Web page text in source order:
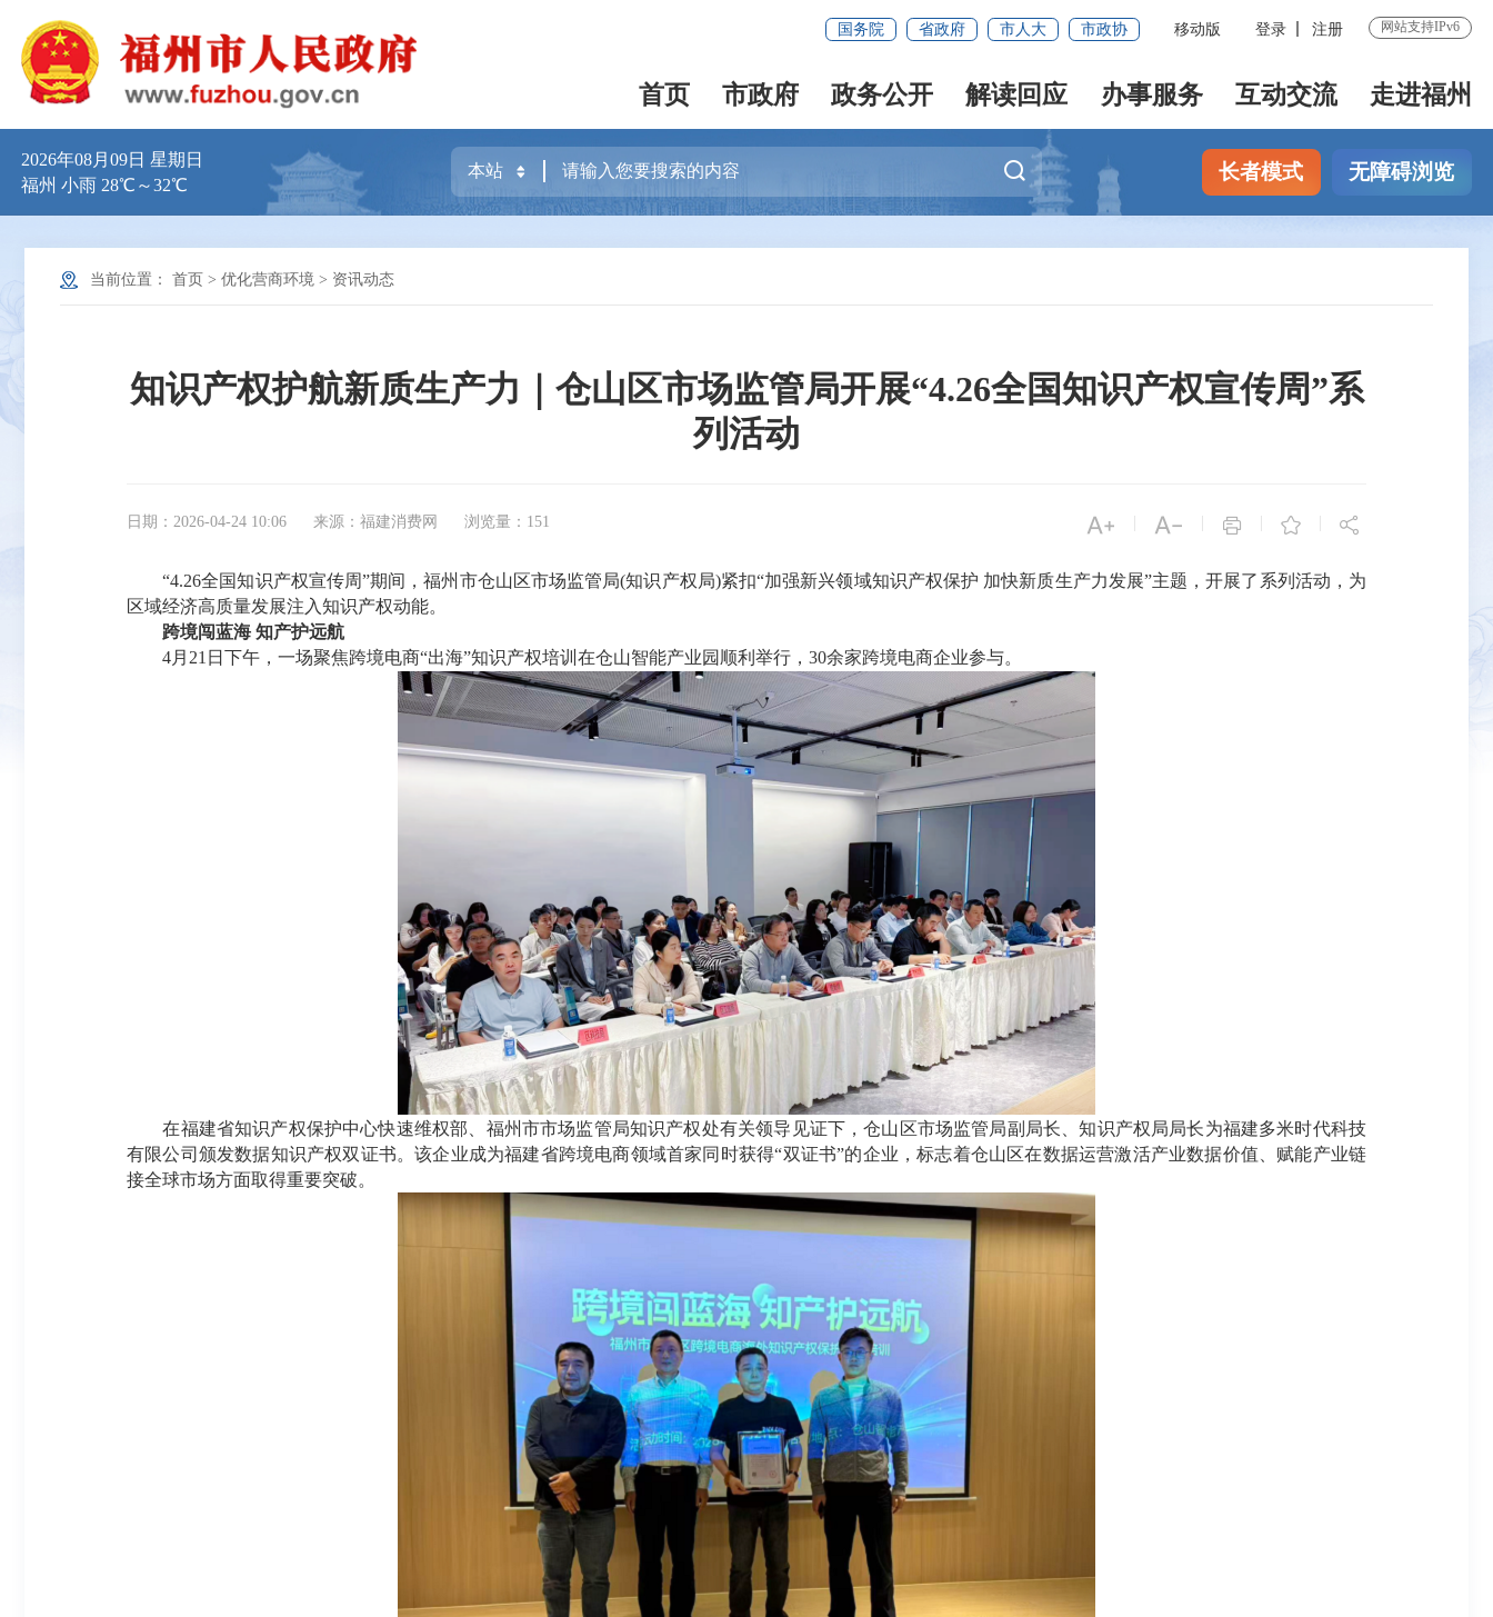
国务院 省政府 市人大 市政协 移动版 登录 注册 网站支持IPv6
首页 市政府 政务公开 解读回应 办事服务 互动交流 走进福州
2026年08月09日 星期日
福州 小雨 28℃～32℃
长者模式 无障碍浏览
当前位置： 首页 > 优化营商环境 > 资讯动态
知识产权护航新质生产力｜仓山区市场监管局开展“4.26全国知识产权宣传周”系
列活动
日期：2026-04-24 10:06 来源：福建消费网 浏览量：151  |  |  |  | 
“4.26全国知识产权宣传周”期间，福州市仓山区市场监管局(知识产权局)紧扣“加强新兴领域知识产权保护 加快新质生产力发展”主题，开展了系列活动，为
区域经济高质量发展注入知识产权动能。
跨境闯蓝海 知产护远航
4月21日下午，一场聚焦跨境电商“出海”知识产权培训在仓山智能产业园顺利举行，30余家跨境电商企业参与。
在福建省知识产权保护中心快速维权部、福州市市场监管局知识产权处有关领导见证下，仓山区市场监管局副局长、知识产权局局长为福建多米时代科技
有限公司颁发数据知识产权双证书。该企业成为福建省跨境电商领域首家同时获得“双证书”的企业，标志着仓山区在数据运营激活产业数据价值、赋能产业链
接全球市场方面取得重要突破。